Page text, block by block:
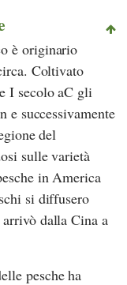
è originario
Coltivato
I secolo aC gli
successivamente
del
sulle varietà
in America
si diffusero
dalla Cina a
pesche ha